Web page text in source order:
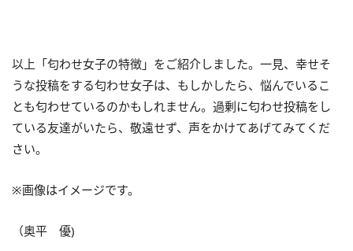
以上「匂わせ女子の特徴」をご紹介しました。一見、幸せそ
うな投稿をする匂わせ女子は、もしかしたら、悩んでいるこ
とも匂わせているのかもしれません。過剰に匂わせ投稿をし
ている友達がいたら、敬遠せず、声をかけてあげてみてくだ
さい。
※画像はイメージです。
（奥平 優)